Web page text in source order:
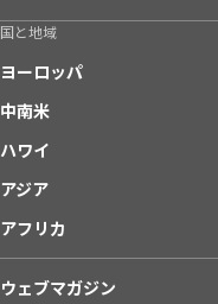
国と地域
ヨーロッパ
中南米
ハワイ
アジア
アフリカ
ウェブマガジン